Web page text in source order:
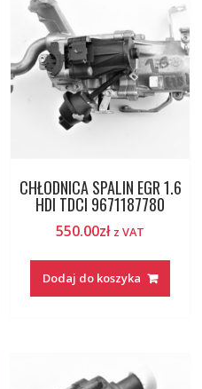
CHŁODNICA SPALIN EGR 1.6
HDI TDCI 9671187780
550.00zł z VAT
Dodaj do koszyka